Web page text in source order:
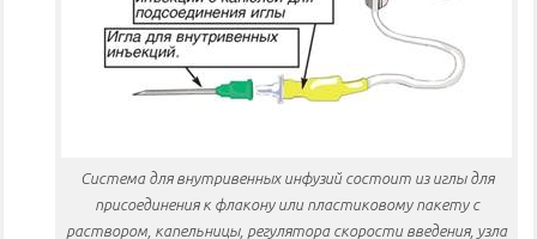
Система для внутривенных инфузий состоит из иглы для
присоединения к флакону или пластиковому пакету с
раствором, капельницы, регулятора скорости введения, узла